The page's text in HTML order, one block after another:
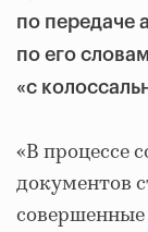
по передаче
по его
«с
«В процессе
документов
совершенные